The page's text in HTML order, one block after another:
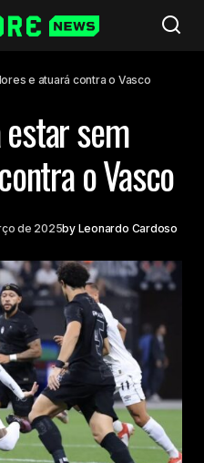
e atuará contra o Vasco
sem
o Vasco
de 2025by Leonardo Cardoso